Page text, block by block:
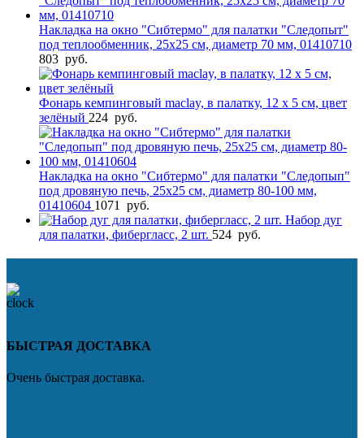
Накладка на окно "Сибтермо" для палатки "Следопыт"
под теплообменник, 25х25 см, диаметр 70 мм, 01410710
803 руб.
Фонарь кемпинговый maclay, в палатку, 12 х 5 см, цвет
зелёный 224 руб.
Накладка на окно "Сибтермо" для палатки "Следопып"
под дровяную печь, 25х25 см, диаметр 80-100 мм,
01410604 1071
руб.
Набор дуг
для палатки, фибергласс, 2 шт. 524 руб.
БЫСТРАЯ ДОСТАВКА
Очень быстрая доставка.